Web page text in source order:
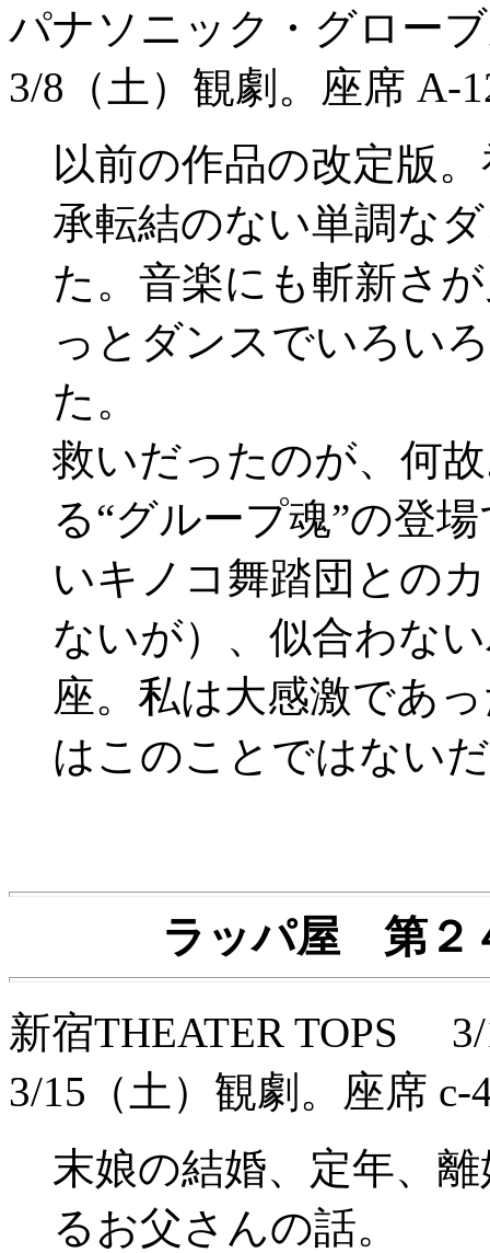
パナソニック・グロ
3/8（土）観劇。座席 A-
以前の作品の改定版
承転結のない単調な
た。音楽にも斬新さ
っとダンスでいろい
た。
救いだったのが、何
る“グループ魂”の登
いキノコ舞踏団との
ないが）、似合わな
座。私は大感激であ
はこのことではない
ラッパ屋 第２
新宿THEATER TOPS
3/15（土）観劇。座席 c-
末娘の結婚、定年、
るお父さんの話。